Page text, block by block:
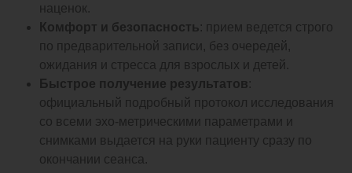
наценок.
Комфорт и безопасность: прием ведется строго
по предварительной записи, без очередей,
ожидания и стресса для взрослых и детей.
Быстрое получение результатов:
официальный подробный протокол исследования
со всеми эхо-метрическими параметрами и
снимками выдается на руки пациенту сразу по
окончании сеанса.